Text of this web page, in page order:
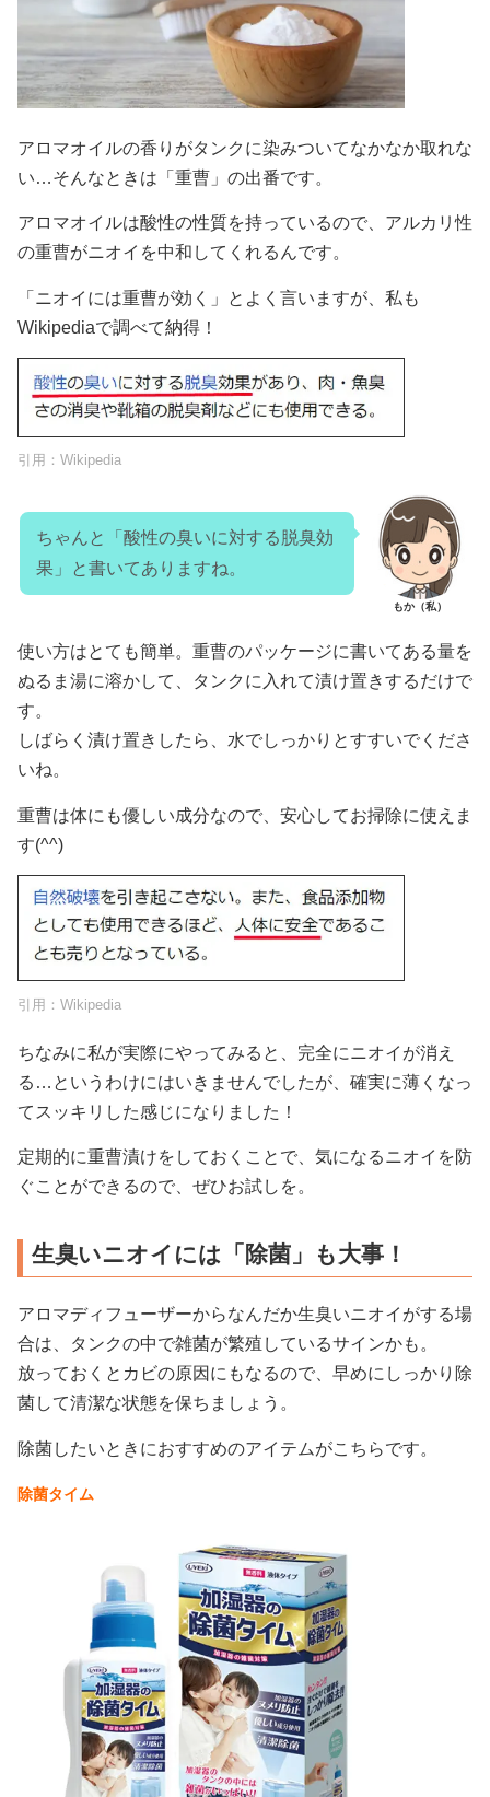
アロマオイルの香りがタンクに染みついてなかなか取れな
い…そんなときは「重曹」の出番です。
アロマオイルは酸性の性質を持っているので、アルカリ性
の重曹がニオイを中和してくれるんです。
「ニオイには重曹が効く」とよく言いますが、私も
Wikipediaで調べて納得！
引用： Wikipedia
ちゃんと「酸性の臭いに対する脱臭効
果」と書いてありますね。
もか（私）
使い方はとても簡単。重曹のパッケージに書いてある量を
ぬるま湯に溶かして、タンクに入れて漬け置きするだけで
す。
しばらく漬け置きしたら、水でしっかりとすすいでくださ
いね。
重曹は体にも優しい成分なので、安心してお掃除に使えま
す(^^)
引用： Wikipedia
ちなみに私が実際にやってみると、完全にニオイが消え
る…というわけにはいきませんでしたが、確実に薄くなっ
てスッキリした感じになりました！
定期的に重曹漬けをしておくことで、気になるニオイを防
ぐことができるので、ぜひお試しを。
生臭いニオイには「除菌」も大事！
アロマディフューザーからなんだか生臭いニオイがする場
合は、タンクの中で雑菌が繁殖しているサインかも。
放っておくとカビの原因にもなるので、早めにしっかり除
菌して清潔な状態を保ちましょう。
除菌したいときにおすすめのアイテムがこちらです。
除菌タイム